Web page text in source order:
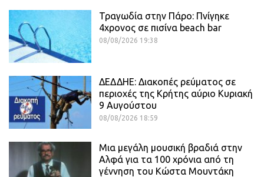
Τραγωδία στην Πάρο: Πνίγηκε
4χρονος σε πισίνα beach bar
08/08/2026 19:38
ΔΕΔΔΗΕ: Διακοπές ρεύματος σε
περιοχές της Κρήτης αύριο Κυριακή
9 Αυγούστου
08/08/2026 18:59
Μια μεγάλη μουσική βραδιά στην
Αλφά για τα 100 χρόνια από τη
γέννηση του Κώστα Μουντάκη